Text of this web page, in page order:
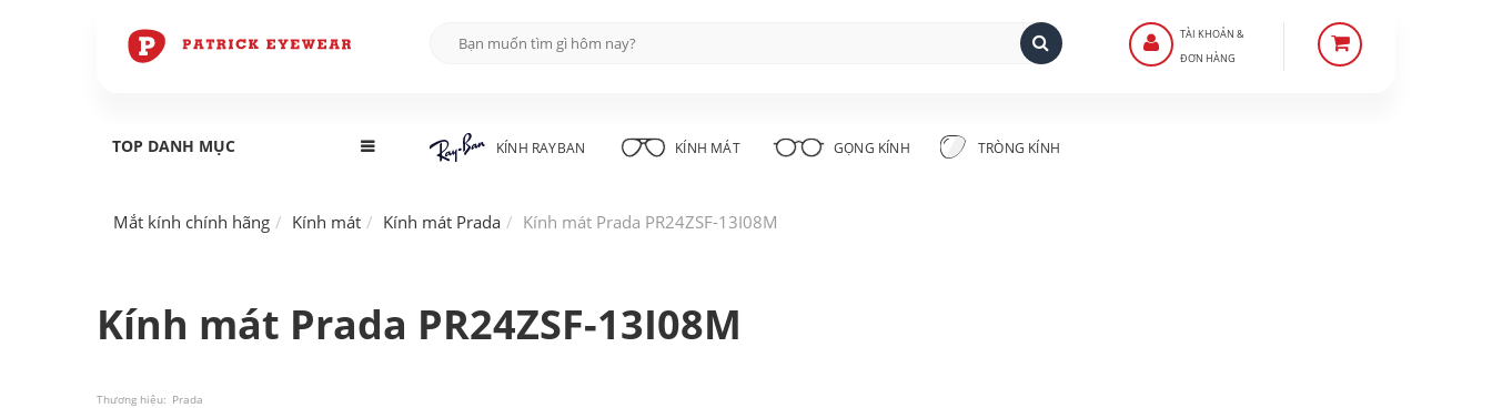
TÀI KHOẢN &
ĐƠN HÀNG
TOP DANH MỤC KÍNH RAYBAN KÍNH MÁT GỌNG KÍNH TRÒNG KÍNH
Mắt kính chính hãng Kính mát Kính mát Prada Kính mát Prada PR24ZSF-13I08M
Kính mát Prada PR24ZSF-13I08M
Thương hiệu: Prada